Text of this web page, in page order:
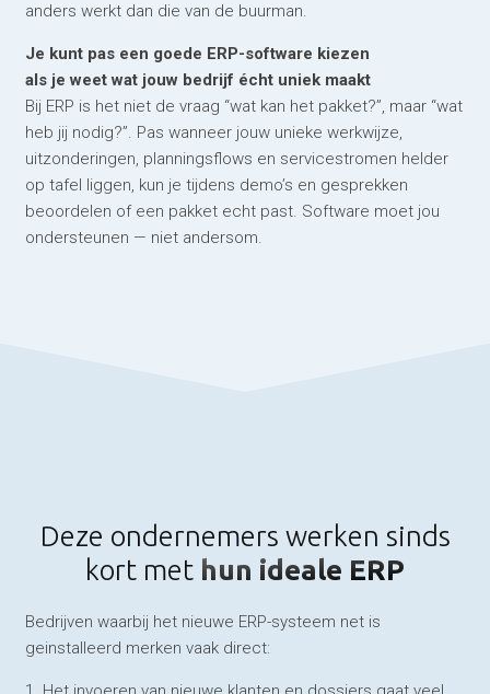
anders werkt dan die van de buurman.
Je kunt pas een goede ERP-software kiezen
als je weet wat jouw bedrijf écht uniek maakt
Bij ERP is het niet de vraag “wat kan het pakket?”, maar “wat
heb jij nodig?”. Pas wanneer jouw unieke werkwijze,
uitzonderingen, planningsflows en servicestromen helder
op tafel liggen, kun je tijdens demo’s en gesprekken
beoordelen of een pakket echt past. Software moet jou
ondersteunen — niet andersom.
Deze ondernemers werken sinds
kort met hun ideale ERP
Bedrijven waarbij het nieuwe ERP-systeem net is
geinstalleerd merken vaak direct: